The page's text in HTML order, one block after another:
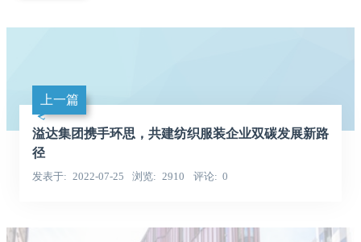
上一篇
溢达集团携手环思，共建纺织服装企业双碳发展新路
径
发表于 2022-07-25 浏览 2910 评论 0